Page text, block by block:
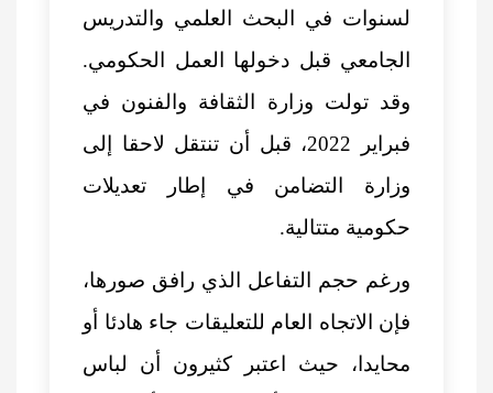
لسنوات في البحث العلمي والتدريس
الجامعي قبل دخولها العمل الحكومي.
وقد تولت وزارة الثقافة والفنون في
فبراير 2022، قبل أن تنتقل لاحقا إلى
وزارة التضامن في إطار تعديلات
حكومية متتالية.
ورغم حجم التفاعل الذي رافق صورها،
فإن الاتجاه العام للتعليقات جاء هادئا أو
محايدا، حيث اعتبر كثيرون أن لباس